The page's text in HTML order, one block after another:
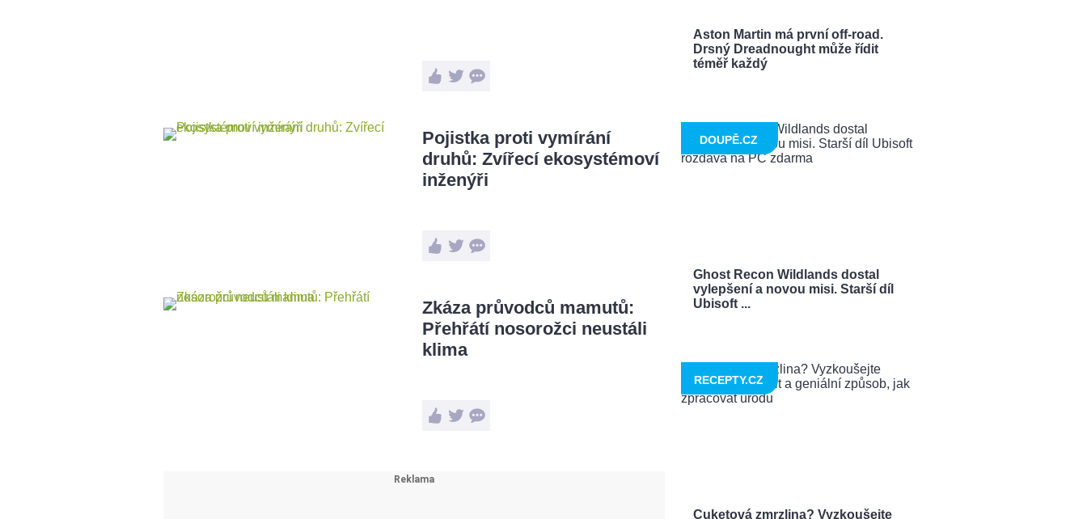
Pojistka proti vymírání
druhů: Zvířecí ekosystémoví
inženýři
Zkáza průvodců mamutů:
Přehřátí nosorožci neustáli
klima
Aston Martin má první off-road.
Drsný Dreadnought může řídit
téměř každý
Ghost Recon Wildlands dostal
vylepšení a novou misi. Starší díl
Ubisoft ...
DOUPĚ.CZ
Cuketová zmrzlina? Vyzkoušejte
RECEPTY.CZ